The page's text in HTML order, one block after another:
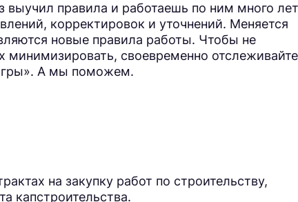
выучил правила и работаешь по ним много
корректировок и уточнений. Меняется
новые правила работы. Чтобы не
своевременно отслеживайте
А мы поможем.
на закупку работ по строительству,
капстроительства.